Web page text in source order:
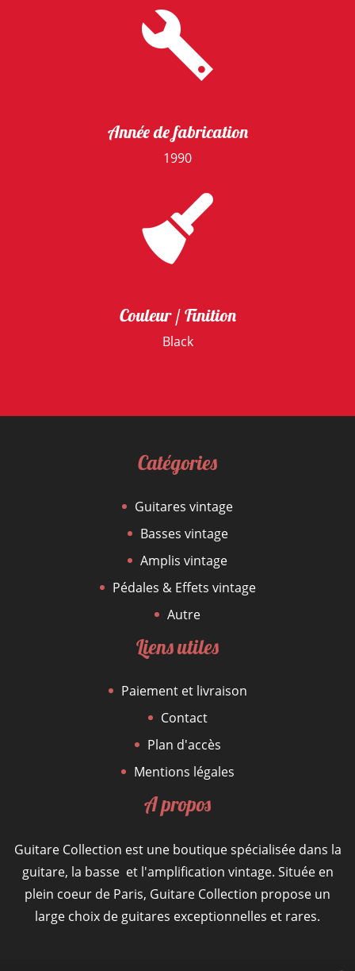
Année de fabrication
1990
Couleur / Finition
Black
Catégories
Guitares vintage
Basses vintage
Amplis vintage
Pédales & Effets vintage
Autre
Liens utiles
Paiement et livraison
Contact
Plan d'accès
Mentions légales
A propos
Guitare Collection est une boutique spécialisée dans la
guitare, la basse et l'amplification vintage. Située en
plein coeur de Paris, Guitare Collection propose un
large choix de guitares exceptionnelles et rares.